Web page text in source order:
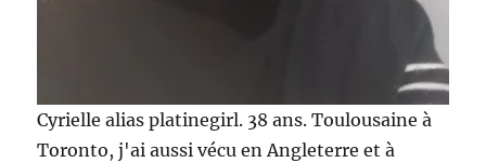
Cyrielle alias platinegirl. 38 ans. Toulousaine à
Toronto, j'ai aussi vécu en Angleterre et à